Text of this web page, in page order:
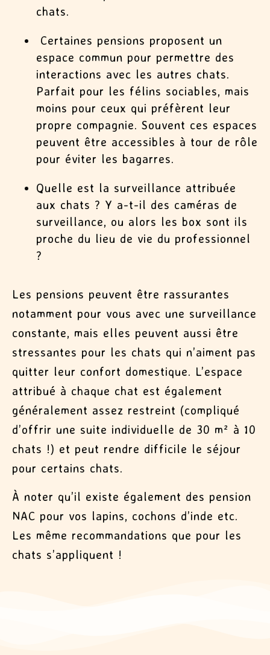
chats.
Certaines pensions proposent un
espace commun pour permettre des
interactions avec les autres chats.
Parfait pour les félins sociables, mais
moins pour ceux qui préfèrent leur
propre compagnie. Souvent ces espaces
peuvent être accessibles à tour de rôle
pour éviter les bagarres.
Quelle est la surveillance attribuée
aux chats ? Y a-t-il des caméras de
surveillance, ou alors les box sont ils
proche du lieu de vie du professionnel
?
Les pensions peuvent être rassurantes
notamment pour vous avec une surveillance
constante, mais elles peuvent aussi être
stressantes pour les chats qui n’aiment pas
quitter leur confort domestique. L’espace
attribué à chaque chat est également
généralement assez restreint (compliqué
d’offrir une suite individuelle de 30 m² à 10
chats !) et peut rendre difficile le séjour
pour certains chats.
À noter qu’il existe également des pension
NAC pour vos lapins, cochons d’inde etc.
Les même recommandations que pour les
chats s’appliquent !